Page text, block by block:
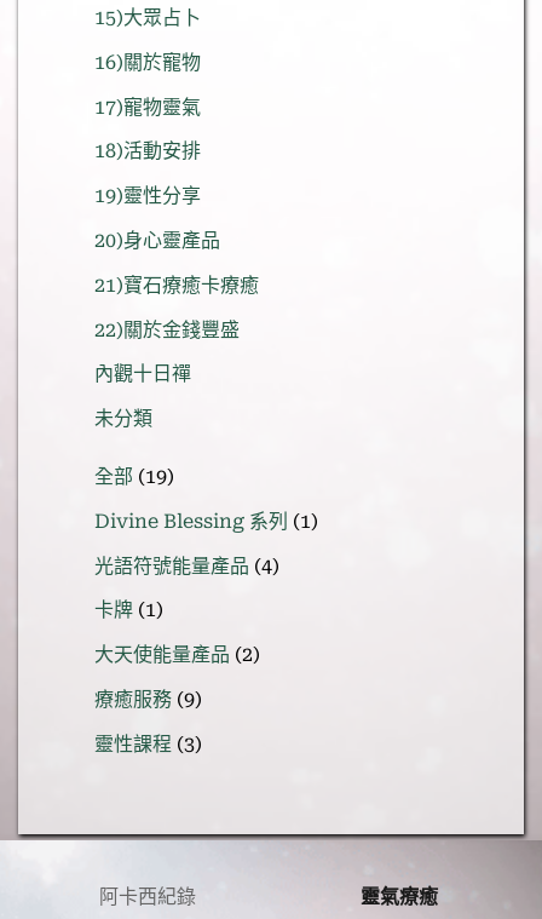
15)大眾占卜
16)關於寵物
17)寵物靈氣
18)活動安排
19)靈性分享
20)身心靈產品
21)寶石療癒卡療癒
22)關於金錢豐盛
內觀十日禪
未分類
全部 1919
產
品
Divine Blessing 系列 11
光語符號能量產品 44
卡牌 11
產
品
大天使能量產品 22
療癒服務 99
產
靈性課程 33
阿卡西紀錄 靈氣療癒